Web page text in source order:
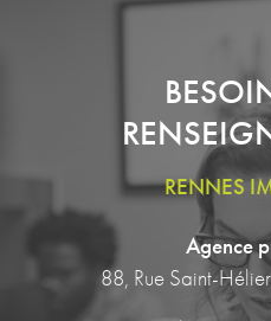
RENNES
Agence
88, Rue Saint-